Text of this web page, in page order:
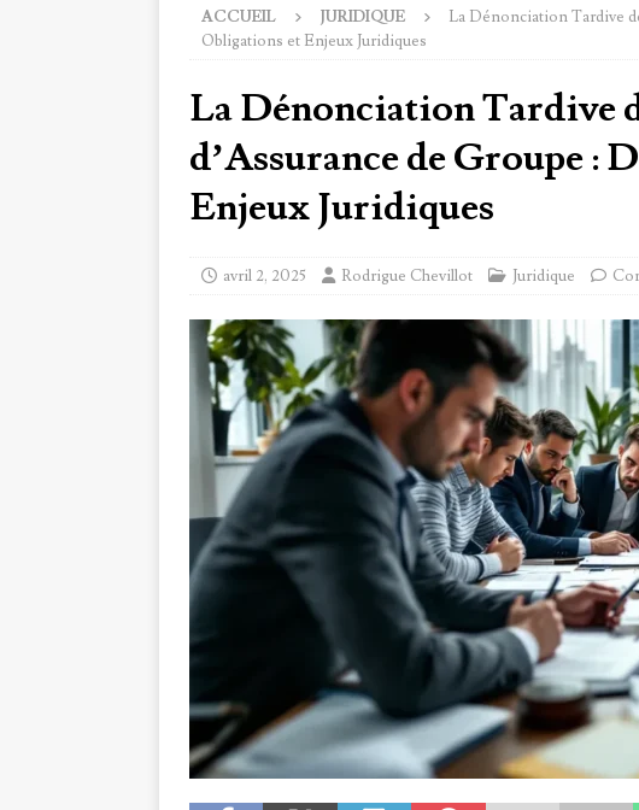
ACCUEIL JURIDIQUE
La Dénonciation Tardive
Obligations et Enjeux Juridiques
La Dénonciation Tardive
d’Assurance de Groupe :
Enjeux Juridiques
avril 2, 2025 Rodrigue Chevillot Juridique